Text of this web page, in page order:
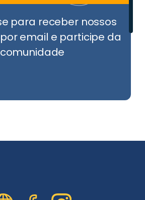
para receber nossos
email e participe da
comunidade